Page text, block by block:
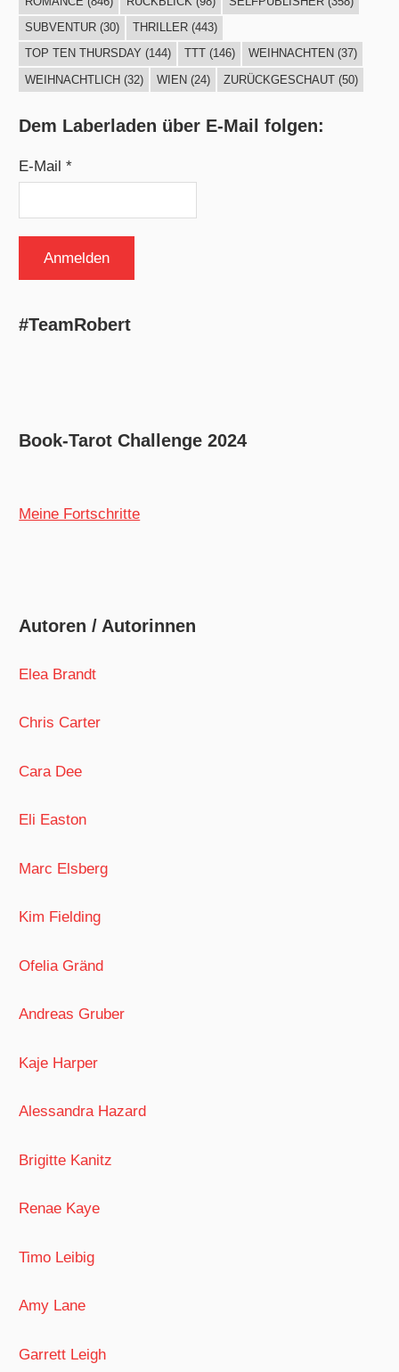
SUBVENTUR(30) THRILLER(443)
TOP TEN THURSDAY (144) TTT(146) WEIHNACHTEN (37)
WEIHNACHTLICH(32) WIEN(24) ZURÜCKGESCHAUT(50)
Dem Laberladen über E-Mail folgen:
E-Mail *
#TeamRobert
Book-Tarot Challenge 2024
Meine Fortschritte
Autoren / Autorinnen
Elea Brandt
Chris Carter
Cara Dee
Eli Easton
Marc Elsberg
Kim Fielding
Ofelia Gränd
Andreas Gruber
Kaje Harper
Alessandra Hazard
Brigitte Kanitz
Renae Kaye
Timo Leibig
Amy Lane
Garrett Leigh